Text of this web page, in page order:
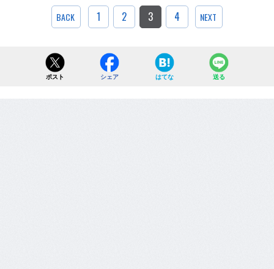
BACK 1 2 3 4 NEXT
ポスト シェア はてな 送る